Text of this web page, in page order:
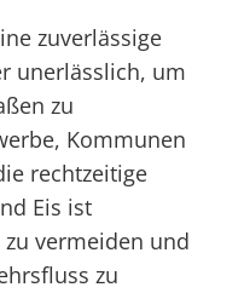
zuverlässige
unerlässlich, um
zu
Kommunen
rechtzeitige
Eis ist
vermeiden und
zu